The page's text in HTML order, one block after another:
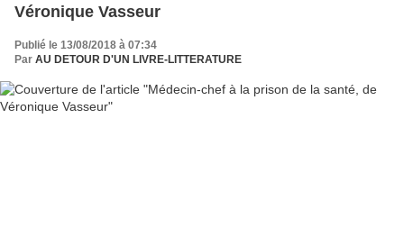
Véronique Vasseur
Publié le 13/08/2018 à 07:34
Par AU DETOUR D'UN LIVRE-LITTERATURE